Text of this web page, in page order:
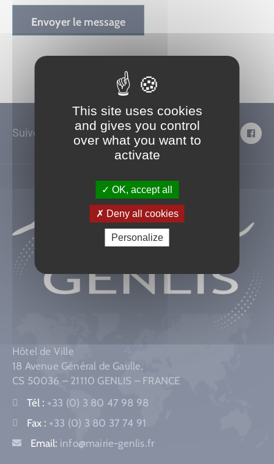
Suivez-nous !
Hôtel de Ville
18 Avenue Général de Gaulle,
CS 50036 – 21110 GENLIS – FRANCE
Tél : +33 (0) 3 80 47 98 98
Fax : +33 (0) 3 80 37 74 91
Email: info@mairie-genlis.fr
This site uses cookies
and gives you control
over what you want to
activate
OK, accept all
Deny all cookies
Personalize